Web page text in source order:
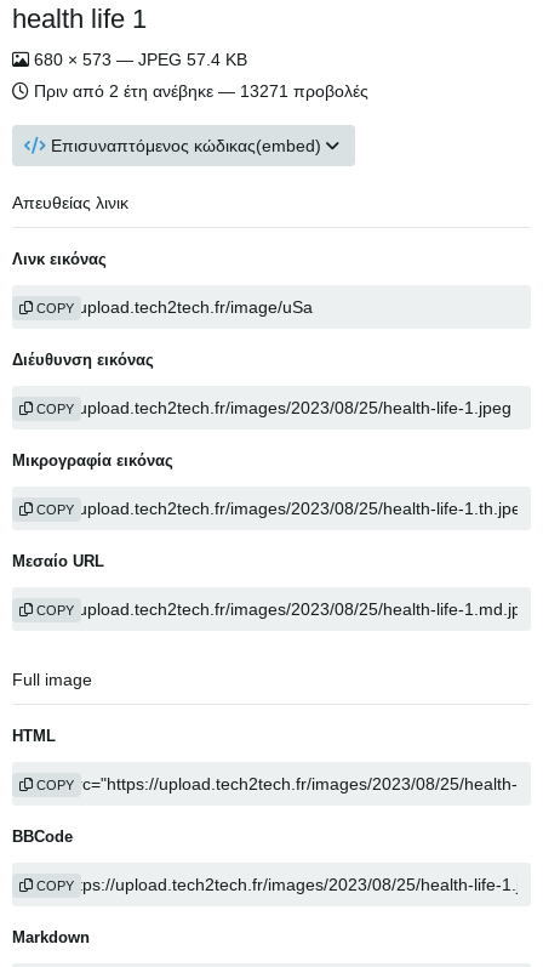
health life 1
680 × 573 — JPEG 57.4 KB
Πριν από 2 έτη ανέβηκε — 13271 προβολές
Επισυναπτόμενος κώδικας(embed)
Απευθείας λινικ
Λινκ εικόνας
COPY
Διέυθυνση εικόνας
COPY
Μικρογραφία εικόνας
COPY
Μεσαίο URL
COPY
Full image
HTML
COPY
BBCode
COPY
Markdown